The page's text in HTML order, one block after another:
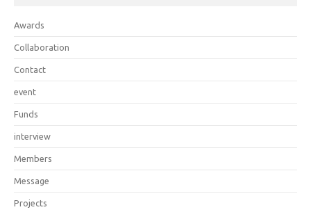
Awards
Collaboration
Contact
event
Funds
interview
Members
Message
Projects